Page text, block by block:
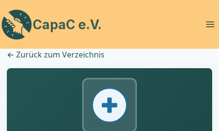
Inhalt
springen
CapaC e.V.
← Zurück zum Verzeichnis